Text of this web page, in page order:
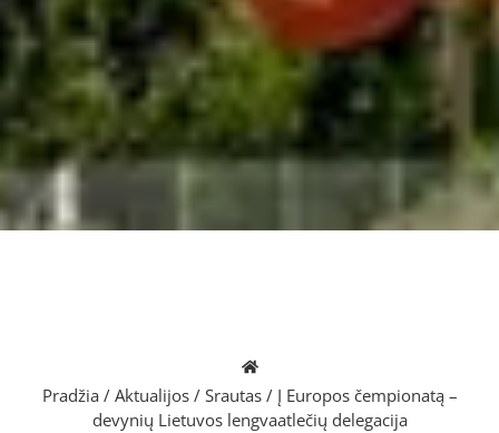
Pradžia / Aktualijos/ Srautas/ Į Europos čempionatą –
devynių Lietuvos lengvaatlečių delegacija